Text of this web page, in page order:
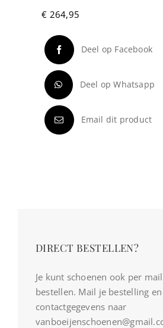
€ 264,95
Deel op Facebook
Deel op Whatsapp
Email dit product
DIRECT BESTELLEN?
Je kunt schoenen ook per
bestellen. Mail je bestelling en
contactgegevens naar